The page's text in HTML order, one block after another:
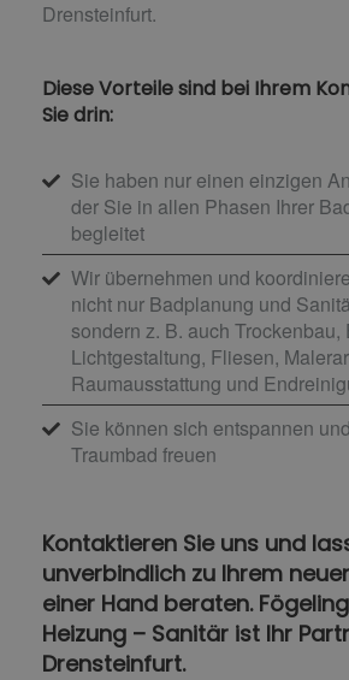
Drensteinfurt.
Diese Vorteile sind bei Ihrem
Sie drin:
Sie haben nur einen einzigen
der Sie in allen Phasen Ihrer
begleitet
Wir übernehmen und
nicht nur Badplanung und
sondern z. B. auch Trockenbau,
Lichtgestaltung, Fliesen,
Raumausstattung und
Sie können sich entspannen
Traumbad freuen
Kontaktieren Sie uns und
unverbindlich zu Ihrem
einer Hand beraten.
Heizung – Sanitär ist Ihr
Drensteinfurt.